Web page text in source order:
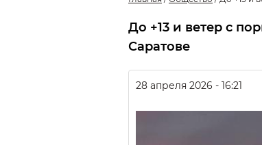
До +13 и ветер с
Саратове
28 апреля 2026 - 16:21